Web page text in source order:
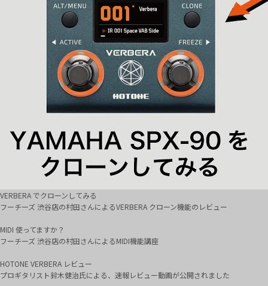
VERBERA でクローンしてみる
フーチーズ 渋谷店の村田さんによるVERBERA クローン機能のレビュー
MIDI 使ってますか？
フーチーズ 渋谷店の村田さんによるMIDI機能講座
HOTONE VERBERA レビュー
プロギタリスト鈴木健治氏による、速報レビュー動画が公開されました